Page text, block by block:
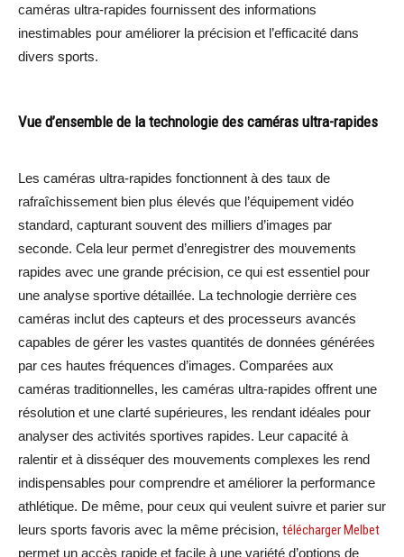
caméras ultra-rapides fournissent des informations
inestimables pour améliorer la précision et l’efficacité dans
divers sports.
Vue d’ensemble de la technologie des caméras ultra-rapides
Les caméras ultra-rapides fonctionnent à des taux de
rafraîchissement bien plus élevés que l’équipement vidéo
standard, capturant souvent des milliers d’images par
seconde. Cela leur permet d’enregistrer des mouvements
rapides avec une grande précision, ce qui est essentiel pour
une analyse sportive détaillée. La technologie derrière ces
caméras inclut des capteurs et des processeurs avancés
capables de gérer les vastes quantités de données générées
par ces hautes fréquences d’images. Comparées aux
caméras traditionnelles, les caméras ultra-rapides offrent une
résolution et une clarté supérieures, les rendant idéales pour
analyser des activités sportives rapides. Leur capacité à
ralentir et à disséquer des mouvements complexes les rend
indispensables pour comprendre et améliorer la performance
athlétique. De même, pour ceux qui veulent suivre et parier sur
leurs sports favoris avec la même précision, télécharger Melbet
permet un accès rapide et facile à une variété d’options de